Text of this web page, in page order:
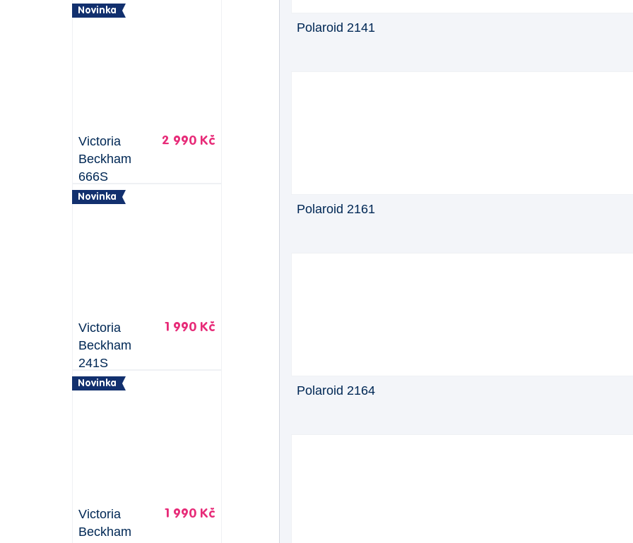
Novinka
Victoria
Beckham
666S
2 990 Kč
Novinka
Victoria
Beckham
241S
1 990 Kč
Novinka
Victoria
Beckham
1 990 Kč
Polaroid 2141
Polaroid 2161
Polaroid 2164